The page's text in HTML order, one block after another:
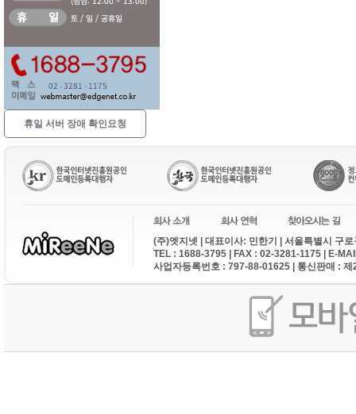
휴일 서버 장애 확인요청
(주)엣지넷 | 대표이사: 민한기 | 서울특별시 구
TEL : 1688-3795 | FAX : 02-3281-1175 | E-
사업자등록번호 : 797-88-01625 | 통신판매 :